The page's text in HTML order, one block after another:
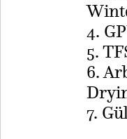
4.
5.
6.
​7.